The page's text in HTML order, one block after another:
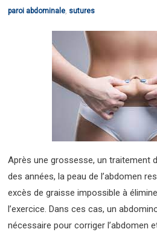
paroi abdominale, sutures
Après une grossesse, un traitement
des années, la peau de l’abdomen
excès de graisse impossible à
l’exercice. Dans ces cas, un
nécessaire pour corriger l’abdomen